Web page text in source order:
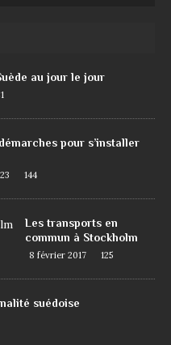
au jour le jour
pour s’installer
144
Les transports en
commun à Stockholm
8 février 2017 125
suédoise